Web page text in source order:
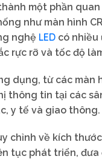
một phần
như màn hình
nghệ LED có nhiều
rực rỡ và tốc độ
dụng, từ các
thông tin tại các
y tế và giao thông.
chỉnh về kích
tục phát triển,